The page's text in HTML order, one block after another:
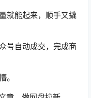
就能起来，顺手又撬
号自动成交，完成商
。